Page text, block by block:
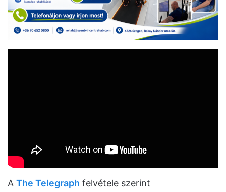
A The Telegraph felvétele szerint